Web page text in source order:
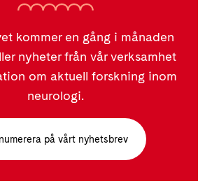
kommer en gång i månaden
nyheter från vår verksamhet
om aktuell forskning inom
neurologi.
på vårt nyhetsbrev